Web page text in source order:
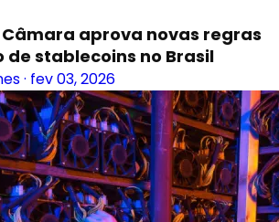
aprova novas regras
de stablecoins no Brasil
· fev 03, 2026